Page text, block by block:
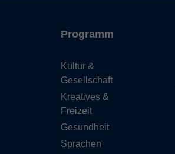
Programm
Kultur &
Gesellschaft
Kreatives &
Freizeit
Gesundheit
Sprachen